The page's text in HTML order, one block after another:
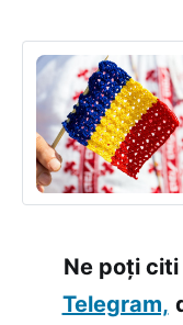
Ne poți citi
Telegram,